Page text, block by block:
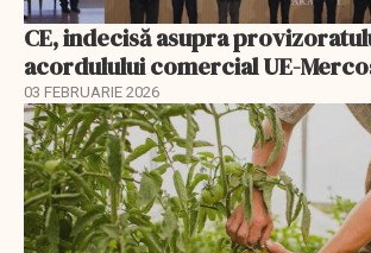
CE, indecisă asupra
acordulului comercial UE-
03 FEBRUARIE 2026